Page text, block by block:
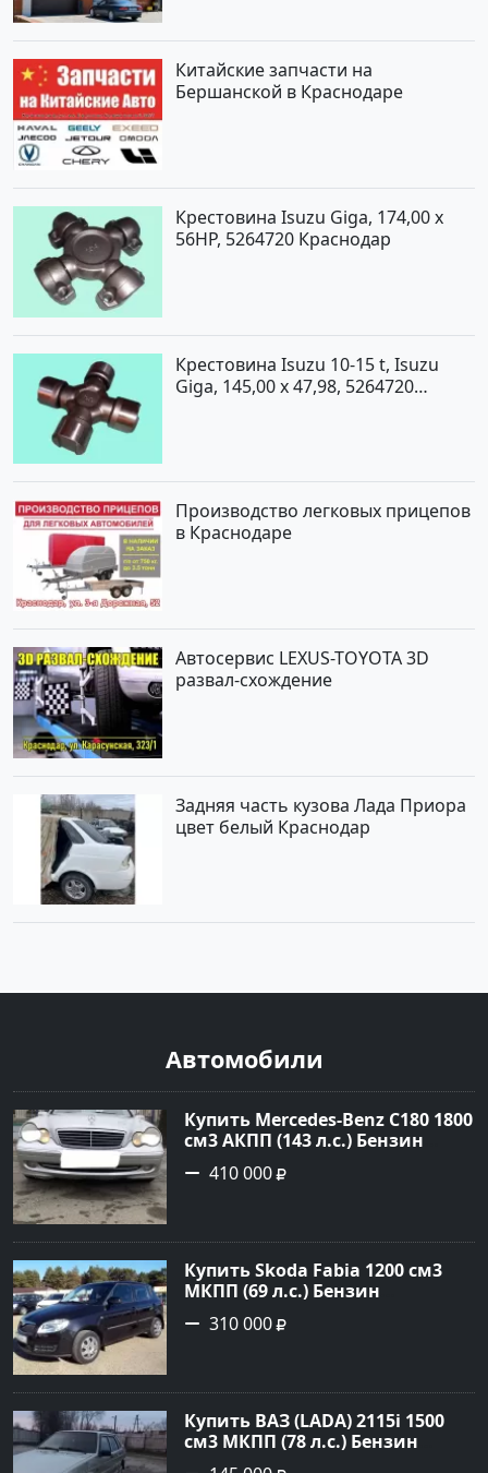
Китайские запчасти на
Бершанской в Краснодаре
Крестовина Isuzu Giga, 174,00 x
56HP, 5264720 Краснодар
Крестовина Isuzu 10-15 t, Isuzu
Giga, 145,00 x 47,98, 5264720
Производство легковых прицепов
в Краснодаре
Автосервис LEXUS-TOYOTA 3D
развал-схождение
Задняя часть кузова Лада Приора
цвет белый Краснодар
Автомобили
Купить Mercedes-Benz C180 1800
см3 АКПП (143 л.с.) Бензин
инжектор в Тимашевск : цвет
Серебряный Седан 2006 года по
Авторынок23
410 000
Купить Skoda Fabia 1200 см3
МКПП (69 л.с.) Бензин
инжектор в Кропоткин: цвет
черный Хетчбэк 2010 года по
Авторынок23
310 000
Купить ВАЗ (LADA) 2115i 1500
см3 МКПП (78 л.с.) Бензин
инжектор в Брюховецкая: цвет